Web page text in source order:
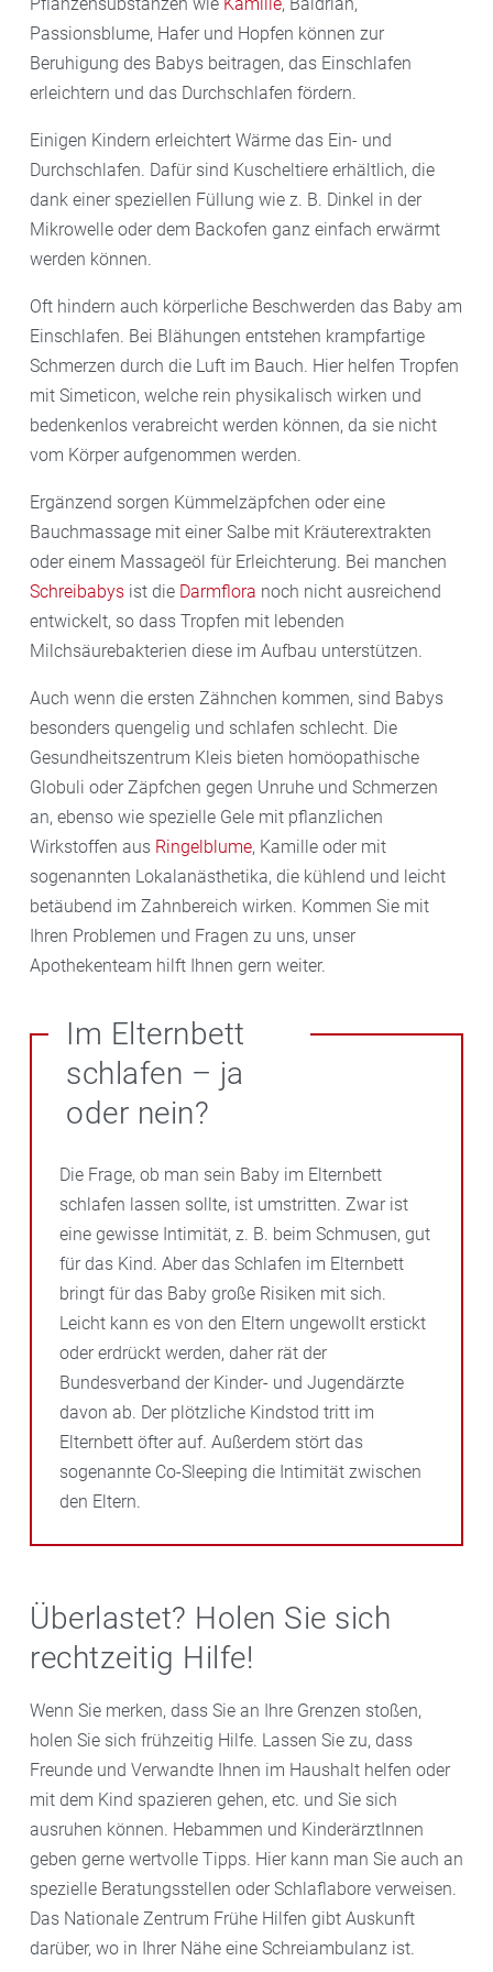
–
Stillen
ist gut für Ihr Kind. Wenn es möglich ist,
stillen Sie Ihr Baby in den ersten sechs Monaten voll.
Passionsblume, Hafer und Hopfen können zur
Beruhigung des Babys beitragen, das Einschlafen
erleichtern und das Durchschlafen fördern.
Einigen Kindern erleichtert Wärme das Ein- und
Durchschlafen. Dafür sind Kuscheltiere erhältlich, die
dank einer speziellen Füllung wie z. B. Dinkel in der
Mikrowelle oder dem Backofen ganz einfach erwärmt
werden können.
Oft hindern auch körperliche Beschwerden das Baby am
Einschlafen. Bei Blähungen entstehen krampfartige
Schmerzen durch die Luft im Bauch. Hier helfen Tropfen
mit Simeticon, welche rein physikalisch wirken und
bedenkenlos verabreicht werden können, da sie nicht
vom Körper aufgenommen werden.
Ergänzend sorgen Kümmelzäpfchen oder eine
Bauchmassage mit einer Salbe mit Kräuterextrakten
oder einem Massageöl für Erleichterung. Bei manchen
Schreibabys ist die Darmflora noch nicht ausreichend
entwickelt, so dass Tropfen mit lebenden
Milchsäurebakterien diese im Aufbau unterstützen.
Auch wenn die ersten Zähnchen kommen, sind Babys
besonders quengelig und schlafen schlecht. Die
Gesundheitszentrum Kleis bieten homöopathische
Globuli oder Zäpfchen gegen Unruhe und Schmerzen
an, ebenso wie spezielle Gele mit pflanzlichen
Wirkstoffen aus Ringelblume, Kamille oder mit
sogenannten Lokalanästhetika, die kühlend und leicht
betäubend im Zahnbereich wirken. Kommen Sie mit
Ihren Problemen und Fragen zu uns, unser
Apothekenteam hilft Ihnen gern weiter.
Im Elternbett
schlafen – ja
oder nein?
Die Frage, ob man sein Baby im Elternbett
schlafen lassen sollte, ist umstritten. Zwar ist
eine gewisse Intimität, z. B. beim Schmusen, gut
für das Kind. Aber das Schlafen im Elternbett
bringt für das Baby große Risiken mit sich.
Leicht kann es von den Eltern ungewollt erstickt
oder erdrückt werden, daher rät der
Bundesverband der Kinder- und Jugendärzte
davon ab. Der plötzliche Kindstod tritt im
Elternbett öfter auf. Außerdem stört das
sogenannte Co-Sleeping die Intimität zwischen
den Eltern.
Überlastet? Holen Sie sich
rechtzeitig Hilfe!
Wenn Sie merken, dass Sie an Ihre Grenzen stoßen,
holen Sie sich frühzeitig Hilfe. Lassen Sie zu, dass
Freunde und Verwandte Ihnen im Haushalt helfen oder
mit dem Kind spazieren gehen, etc. und Sie sich
ausruhen können. Hebammen und KinderärztInnen
geben gerne wertvolle Tipps. Hier kann man Sie auch an
spezielle Beratungsstellen oder Schlaflabore verweisen.
Das Nationale Zentrum Frühe Hilfen gibt Auskunft
darüber, wo in Ihrer Nähe eine Schreiambulanz ist.